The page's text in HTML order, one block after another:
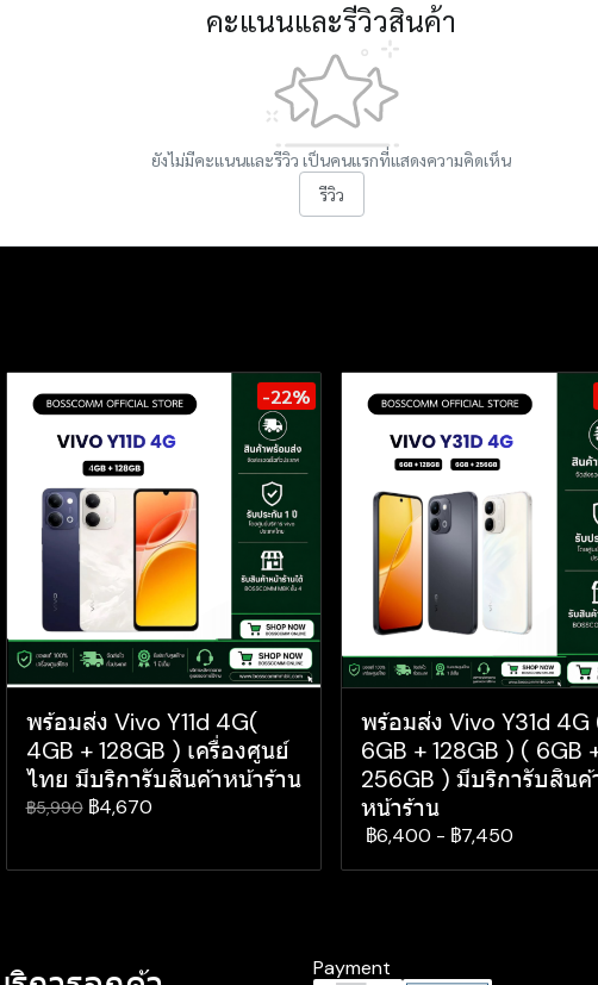
คะแนนและรีวิวสินค้า
ยังไม่มีคะแนนและรีวิว เป็นคนแรกที่แสดงความคิดเห็น
รีวิว
-22%
พร้อมส่ง Vivo Y11d 4G(
4GB + 128GB ) เครื่องศูนย์
ไทย มีบริการับสินค้าหน้าร้าน
฿5,990 ฿4,670
พร้อมส่ง Vivo Y31d 4G
6GB + 128GB ) ( 6GB
256GB ) มีบริการับสินค้
หน้าร้าน
฿6,400 - ฿7,450
Payment